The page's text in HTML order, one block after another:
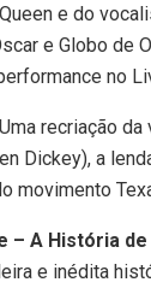
e do
e Globo de
no
Uma recriação da
Dickey), a
movimento
– A História
e inédita